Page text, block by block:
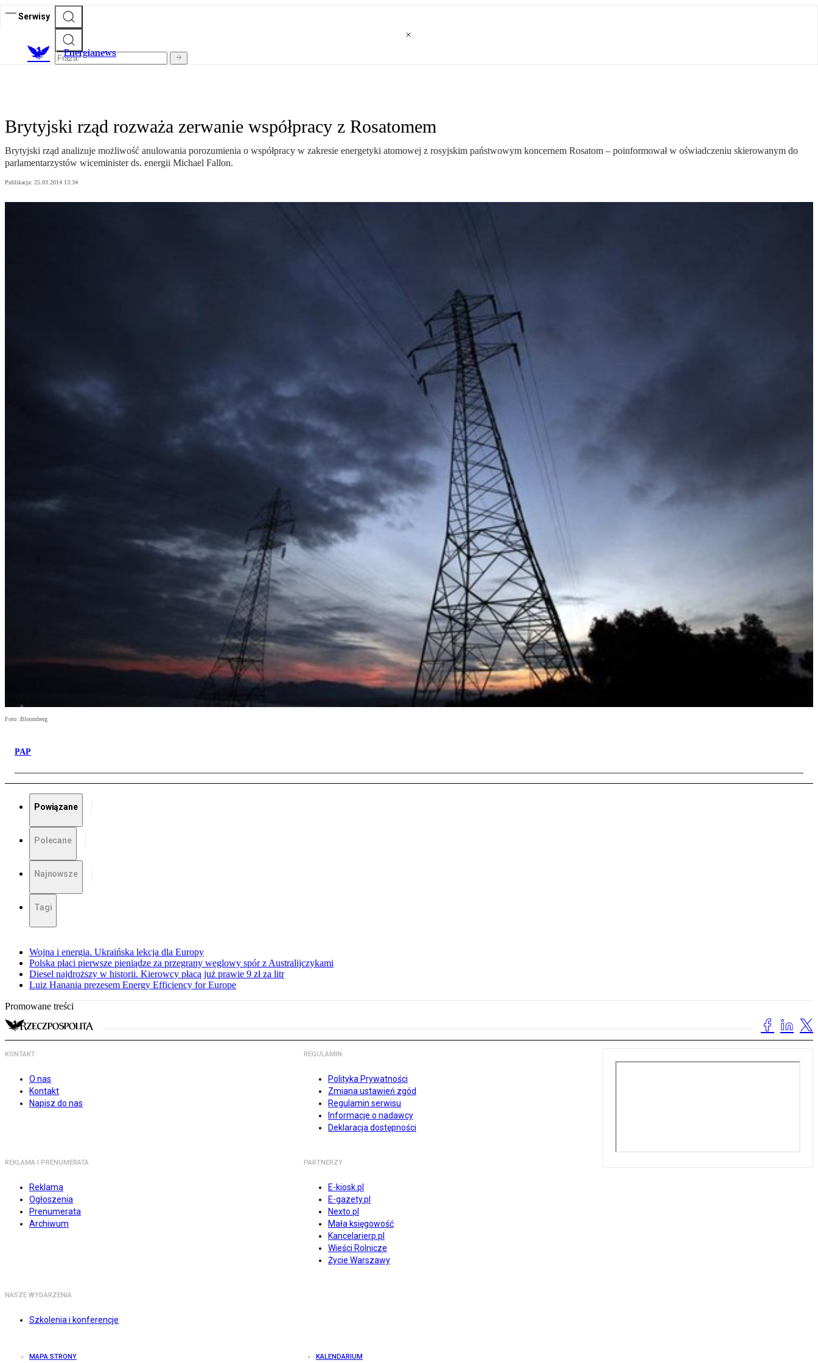
Serwisy
Energianews
Brytyjski rząd rozważa zerwanie współpracy z Rosatomem
Brytyjski rząd analizuje możliwość anulowania porozumienia o współpracy w zakresie energetyki atomowej z rosyjskim państwowym koncernem Rosatom – poinformował w oświadczeniu skierowanym do
parlamentarzystów wiceminister ds. energii Michael Fallon.
Publikacja: 25.03.2014 13:34
Foto: Bloomberg
PAP
Powiązane
Polecane
Najnowsze
Tagi
Wojna i energia. Ukraińska lekcja dla Europy
Polska płaci pierwsze pieniądze za przegrany węglowy spór z Australijczykami
Diesel najdroższy w historii. Kierowcy płacą już prawie 9 zł za litr
Luiz Hanania prezesem Energy Efficiency for Europe
Promowane treści
KONTAKT
O nas
Kontakt
Napisz do nas
REGULAMIN
Polityka Prywatności
Zmiana ustawień zgód
Regulamin serwisu
Informacje o nadawcy
Deklaracja dostępności
REKLAMA I PRENUMERATA
Reklama
Ogłoszenia
Prenumerata
Archiwum
PARTNERZY
E-kiosk.pl
E-gazety.pl
Nexto.pl
Mała księgowość
Kancelarierp.pl
Wieści Rolnicze
Życie Warszawy
NASZE WYDARZENIA
Szkolenia i konferencje
MAPA STRONY KALENDARIUM